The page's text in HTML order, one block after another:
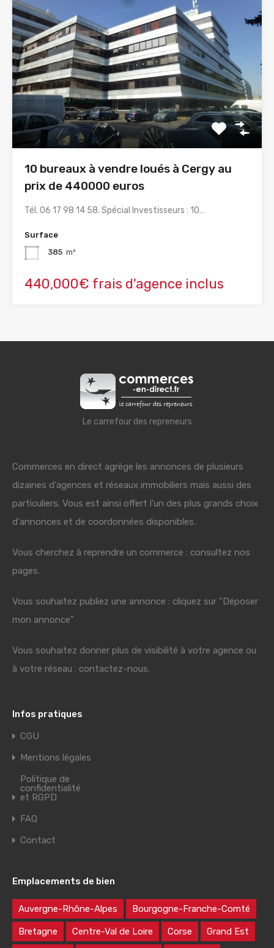
10 bureaux à vendre loués à Cergy au
prix de 440000 euros
Tél. 06 17 98 14 58. Spécial Investisseurs : 10…
Surface
385 m²
440,000€ frais d'agence inclus
Le carrefour des repreneurs
Commerces en direct agrège les annonces de plusieurs
dizaines d'agences et réseaux immobiliers mais aussi des
particuliers. Vous est ainsi offert l'un des plus grands choix
d'annonces et de coordonnées disponibles.
Vous cherchez à reprendre un commerce : consultez nos
pages.
Vous souhaitez publiez une annonce : cliquez sur "Déposer
mon annonce"
Vous souhaitez donner plus de visibilité à votre agence ou
à votre réseau : contactez-nous.
Infos pratiques
CGU
Mentions légales
Politique de
confidentialité
et RGPD
FAQ
Contact
Emplacements de bien
Auvergne-Rhône-Alpes Bourgogne-Franche-Comté
Bretagne Centre-Val de Loire Corse Grand Est